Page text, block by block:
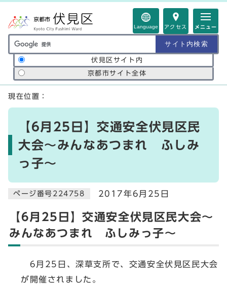
Language アクセス メニュー
サイト内検索の範囲
伏見区サイト内
京都市サイト全体
ここから本文です
現在位置：
【6月25日】交通安全伏見区民
大会～みんなあつまれ ふしみ
っ子～
ページ番号224758 2017年6月25日
【6月25日】交通安全伏見区民大会～
みんなあつまれ ふしみっ子～
6月25日、深草支所で、交通安全伏見区民大会
が開催されました。